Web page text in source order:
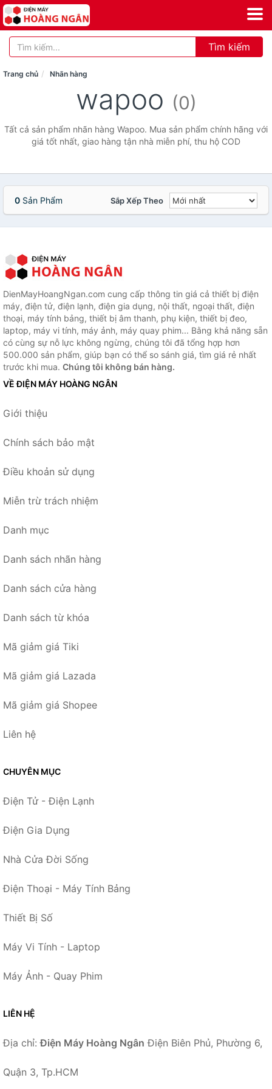
Tìm kiếm
Trang chủ Nhãn hàng
wapoo (0)
Tất cả sản phẩm nhãn hàng Wapoo. Mua sản phẩm chính hãng với
giá tốt nhất, giao hàng tận nhà miễn phí, thu hộ COD
0 Sản Phẩm Sắp Xếp Theo
DienMayHoangNgan.com cung cấp thông tin giá cả thiết bị điện
máy, điện tử, điện lạnh, điện gia dụng, nội thất, ngoại thất, điện
thoại, máy tính bảng, thiết bị âm thanh, phụ kiện, thiết bị đeo,
laptop, máy vi tính, máy ảnh, máy quay phim... Bằng khả năng sẵn
có cùng sự nỗ lực không ngừng, chúng tôi đã tổng hợp hơn
500.000 sản phẩm, giúp bạn có thể so sánh giá, tìm giá rẻ nhất
trước khi mua. Chúng tôi không bán hàng.
VỀ ĐIỆN MÁY HOÀNG NGÂN
Giới thiệu
Chính sách bảo mật
Điều khoản sử dụng
Miễn trừ trách nhiệm
Danh mục
Danh sách nhãn hàng
Danh sách cửa hàng
Danh sách từ khóa
Mã giảm giá Tiki
Mã giảm giá Lazada
Mã giảm giá Shopee
Liên hệ
CHUYÊN MỤC
Điện Tử - Điện Lạnh
Điện Gia Dụng
Nhà Cửa Đời Sống
Điện Thoại - Máy Tính Bảng
Thiết Bị Số
Máy Vi Tính - Laptop
Máy Ảnh - Quay Phim
LIÊN HỆ
Địa chỉ:Điện Máy Hoàng Ngân Điện Biên Phủ, Phường 6,
Quận 3, Tp.HCM